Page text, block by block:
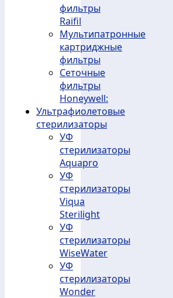
фильтры
Raifil
Мультипатронные
картриджные
фильтры
Сеточные
фильтры
Honeywell:
Ультрафиолетовые
стерилизаторы
УФ
стерилизаторы
Aquapro
УФ
стерилизаторы
Viqua
Sterilight
УФ
стерилизаторы
WiseWater
УФ
стерилизаторы
Wonder